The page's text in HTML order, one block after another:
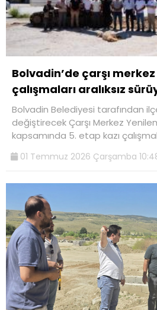
Bolvadin’de çarşı
çalışmaları aralıksız
Bolvadin Belediyesi tarafından
değiştirecek Çarşı Merkez
kapsamında 5. etap kazı
01 Temmuz 2026 Çarşamba